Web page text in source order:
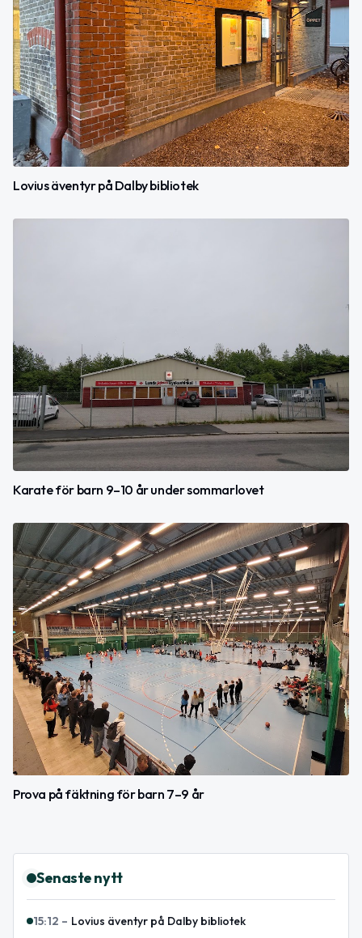
Lovius äventyr på Dalby bibliotek
Karate för barn 9–10 år under sommarlovet
Prova på fäktning för barn 7–9 år
Senaste nytt
15:12 – Lovius äventyr på Dalby bibliotek